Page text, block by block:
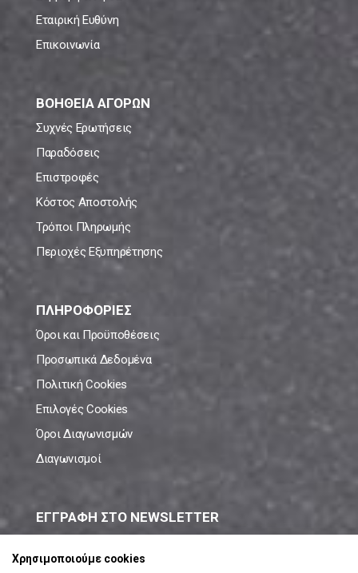
Εταιρική Ευθύνη
Επικοινωνία
ΒΟΗΘΕΙΑ ΑΓΟΡΩΝ
Συχνές Ερωτήσεις
Παραδόσεις
Επιστροφές
Κόστος Αποστολής
Τρόποι Πληρωμής
Περιοχές Εξυπηρέτησης
ΠΛΗΡΟΦΟΡΙΕΣ
Όροι και Προϋποθέσεις
Προσωπικά Δεδομένα
Πολιτική Cookies
Επιλογές Cookies
Όροι Διαγωνισμών
Διαγωνισμοί
ΕΓΓΡΑΦΗ ΣΤΟ NEWSLETTER
Χρησιμοποιούμε cookies